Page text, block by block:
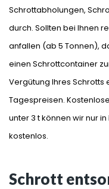
Schrottabholungen,
durch. Sollten bei Ihnen
anfallen (ab 5 Tonnen),
einen Schrottcontainer
Vergütung Ihres
Tagespreisen. Kostenlose
unter 3 t können wir nur
kostenlos.
Schrott